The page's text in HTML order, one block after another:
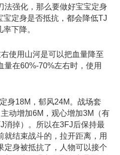
法强化，那么要做好宝宝定身
定身是否抵抗，都会降低TJ
下降。
使用山河是可以把血量降至
量在60%-70%左右时，使用
身18M，郁风24M。战场套
动增加6M，观心增加3M（有
消掉）。所以在3FJ后保持最
就结束战斗的，拉开距离，用
定身被抵抗了，人物可以接个